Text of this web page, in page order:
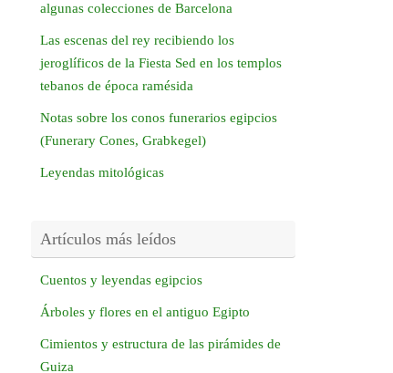
algunas colecciones de Barcelona
Las escenas del rey recibiendo los
jeroglíficos de la Fiesta Sed en los templos
tebanos de época ramésida
Notas sobre los conos funerarios egipcios
(Funerary Cones, Grabkegel)
Leyendas mitológicas
Artículos más leídos
Cuentos y leyendas egipcios
Árboles y flores en el antiguo Egipto
Cimientos y estructura de las pirámides de
Guiza